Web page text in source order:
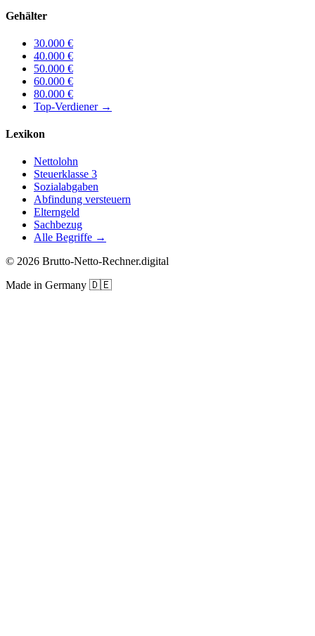
Gehälter
30.000 €
40.000 €
50.000 €
60.000 €
80.000 €
Top-Verdiener→
Lexikon
Nettolohn
Steuerklasse 3
Sozialabgaben
Abfindung versteuern
Elterngeld
Sachbezug
Alle Begriffe →
© 2026 Brutto-Netto-Rechner.digital
Made in Germany 🇩🇪